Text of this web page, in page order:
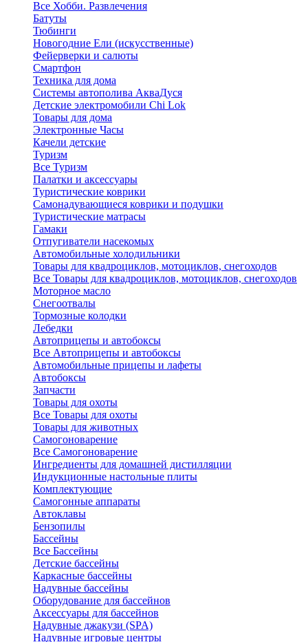
Все Хобби. Развлечения
Батуты
Тюбинги
Новогодние Ели (искусственные)
Фейерверки и салюты
Смартфон
Техника для дома
Системы автополива АкваДуся
Детские электромобили Chi Lok
Товары для дома
Электронные Часы
Качели детские
Туризм
Все Туризм
Палатки и аксессуары
Туристические коврики
Самонадувающиеся коврики и подушки
Туристические матрасы
Гамаки
Отпугиватели насекомых
Автомобильные холодильники
Товары для квадроциклов, мотоциклов, снегоходов
Все Товары для квадроциклов, мотоциклов, снегоходов
Моторное масло
Снегоотвалы
Тормозные колодки
Лебедки
Автоприцепы и автобоксы
Все Автоприцепы и автобоксы
Автомобильные прицепы и лафеты
Автобоксы
Запчасти
Товары для охоты
Все Товары для охоты
Товары для животных
Самогоноварение
Все Самогоноварение
Ингредиенты для домашней дистилляции
Индукционные настольные плиты
Комплектующие
Самогонные аппараты
Автоклавы
Бензопилы
Бассейны
Все Бассейны
Детские бассейны
Каркасные бассейны
Надувные бассейны
Оборудование для бассейнов
Аксессуары для бассейнов
Надувные джакузи (SPA)
Надувные игровые центры